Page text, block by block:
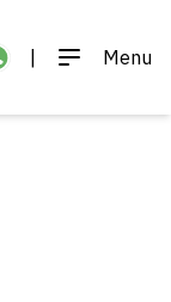
Menu